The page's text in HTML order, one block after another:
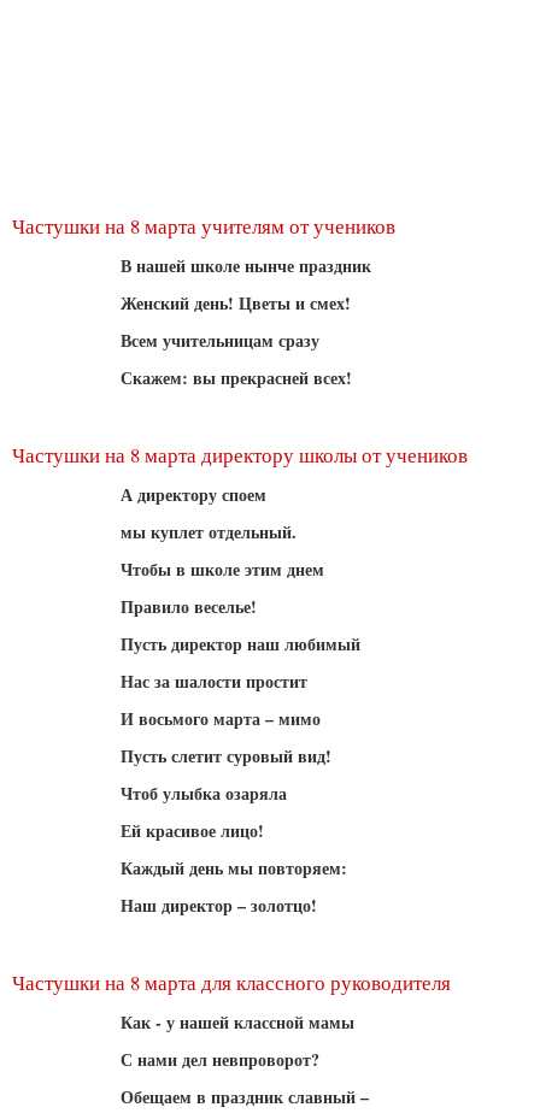
Частушки на 8 марта учителям от учеников
В нашей школе нынче праздник
Женский день! Цветы и смех!
Всем учительницам сразу
Скажем: вы прекрасней всех!
Частушки на 8 марта директору школы от учеников
А директору споем
мы куплет отдельный.
Чтобы в школе этим днем
Правило веселье!
Пусть директор наш любимый
Нас за шалости простит
И восьмого марта – мимо
Пусть слетит суровый вид!
Чтоб улыбка озаряла
Ей красивое лицо!
Каждый день мы повторяем:
Наш директор – золотцо!
Частушки на 8 марта для классного руководителя
Как - у нашей классной мамы
С нами дел невпроворот?
Обещаем в праздник славный –